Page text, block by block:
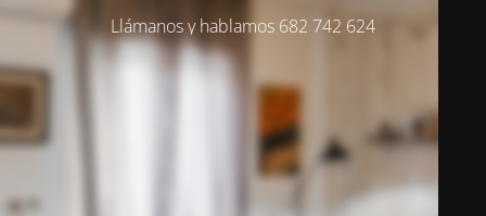
Llámanos y hablamos 682 742 624